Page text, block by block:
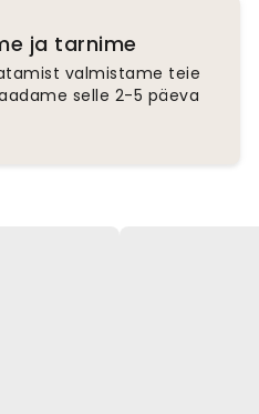
ja tarnime
valmistame teie
selle 2-5 päeva